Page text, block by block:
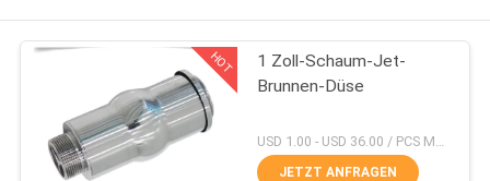
PRODUKTE
UNS
Pool-Brunnen-
ZusätzeHOT
1 Zoll-Schaum-Jet-
Brunnen-Düse
USD 1.00 - USD 36.00 / PCS MOQ:PC 1
JETZT ANFRAGEN